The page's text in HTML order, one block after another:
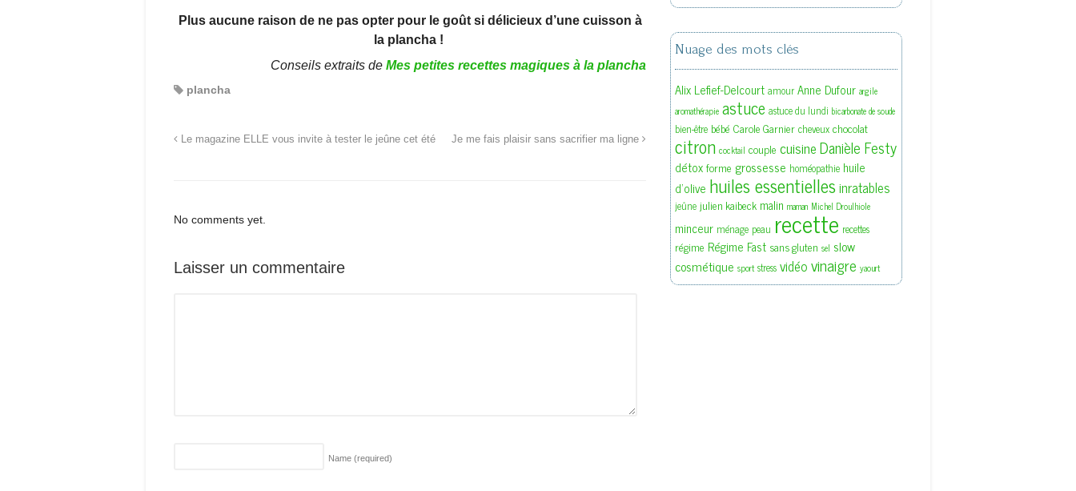
Plus aucune raison de ne pas opter pour le goût si délicieux d’une cuisson à
la plancha !
Conseils extraits deMes petites recettes magiques à la plancha
plancha
Le magazine ELLE vous invite à tester le jeûne cet été Je me fais plaisir sans sacrifier ma ligne
No comments yet.
Laisser un commentaire
Name (required)
Nuage des mots clés
Alix Lefief-Delcourt amour Anne Dufour argile
aromathérapie astuce astuce du lundi bicarbonate de soude
bien-être bébé Carole Garnier cheveux chocolat
citron cocktail couple cuisineDanièle Festy
détoxforme grossesse homéopathie huile
d'olive huiles essentiellesinratables
jeûne julien kaibeck malin maman Michel Droulhiole
minceur ménage peau recette recettes
régime Régime Fast sans gluten sel slow
cosmétique sport stress vidéovinaigre yaourt